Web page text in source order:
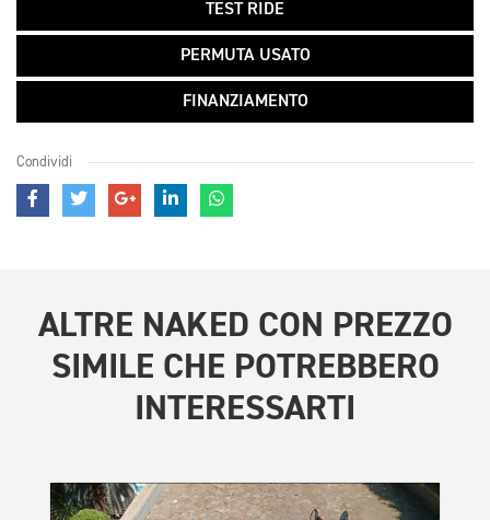
TEST RIDE
PERMUTA USATO
FINANZIAMENTO
Condividi
ALTRE NAKED CON PREZZO
SIMILE CHE POTREBBERO
INTERESSARTI